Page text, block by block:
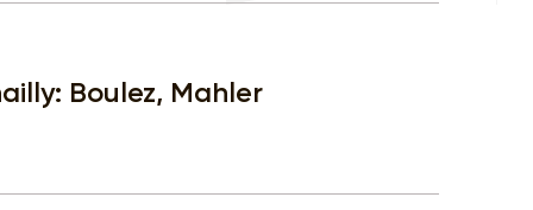
Boulez, Mahler